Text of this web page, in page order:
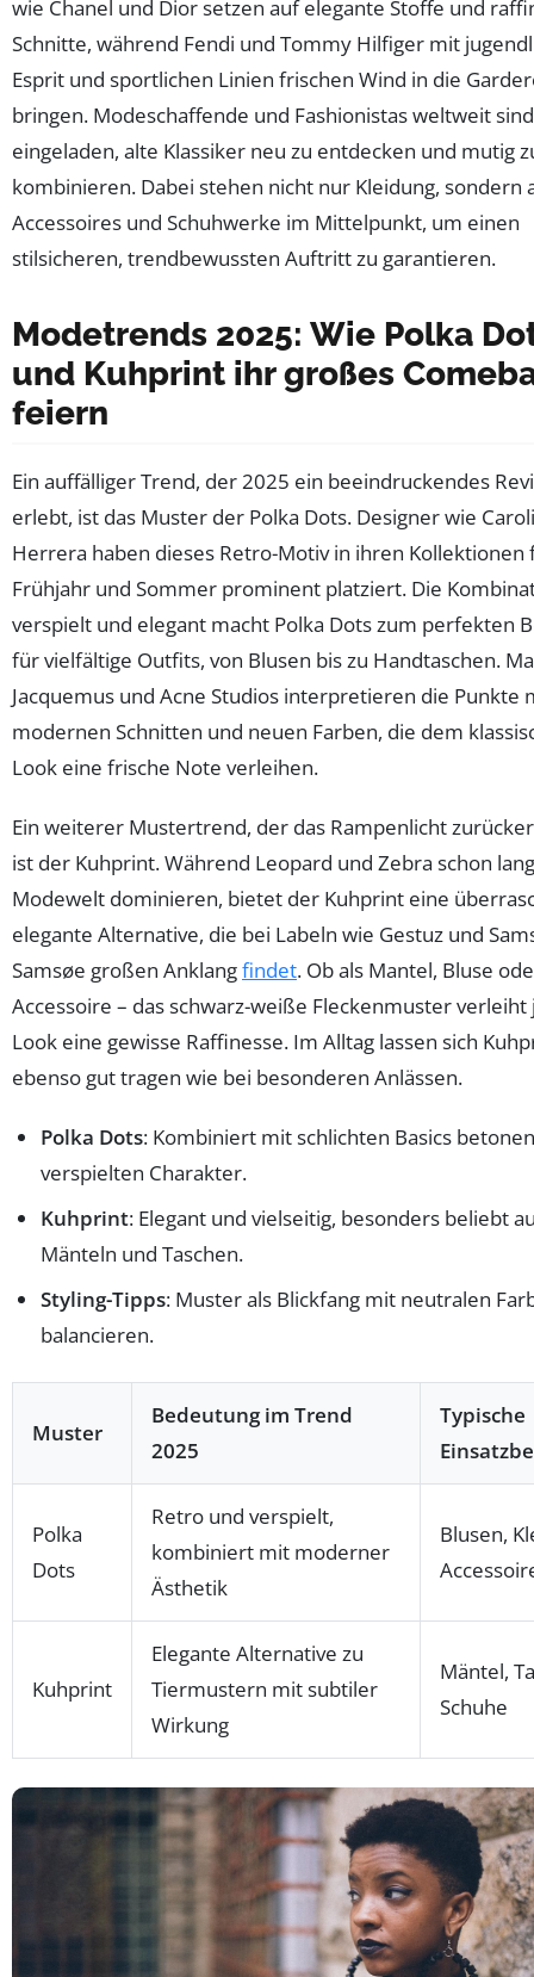
wie Chanel und Dior setzen auf elegante Stoffe und
Schnitte, während Fendi und Tommy Hilfiger mit
Esprit und sportlichen Linien frischen Wind in die
bringen. Modeschaffende und Fashionistas weltweit sind
eingeladen, alte Klassiker neu zu entdecken und mutig
kombinieren. Dabei stehen nicht nur Kleidung, sondern
Accessoires und Schuhwerke im Mittelpunkt, um einen
stilsicheren, trendbewussten Auftritt zu garantieren.
Modetrends 2025: Wie Polka
und Kuhprint ihr großes
feiern
Ein auffälliger Trend, der 2025 ein beeindruckendes
erlebt, ist das Muster der Polka Dots. Designer wie
Herrera haben dieses Retro-Motiv in ihren Kollektionen
Frühjahr und Sommer prominent platziert. Die
verspielt und elegant macht Polka Dots zum perfekten
für vielfältige Outfits, von Blusen bis zu Handtaschen.
Jacquemus und Acne Studios interpretieren die Punkte
modernen Schnitten und neuen Farben, die dem
Look eine frische Note verleihen.
Ein weiterer Mustertrend, der das Rampenlicht
ist der Kuhprint. Während Leopard und Zebra schon
Modewelt dominieren, bietet der Kuhprint eine
elegante Alternative, die bei Labeln wie Gestuz und
Samsøe großen Anklangfindet. Ob als Mantel, Bluse
Accessoire – das schwarz-weiße Fleckenmuster
Look eine gewisse Raffinesse. Im Alltag lassen sich
ebenso gut tragen wie bei besonderen Anlässen.
Polka Dots: Kombiniert mit schlichten Basics
verspielten Charakter.
Kuhprint: Elegant und vielseitig, besonders beliebt
Mänteln und Taschen.
Styling-Tipps: Muster als Blickfang mit neutralen
balancieren.
Muster
Bedeutung im Trend
2025
Typische
Polka
Dots
Retro und verspielt,
kombiniert mit moderner
Ästhetik
Blusen,
Kuhprint
Elegante Alternative zu
Tiermustern mit subtiler
Wirkung
Mäntel,
Schuhe